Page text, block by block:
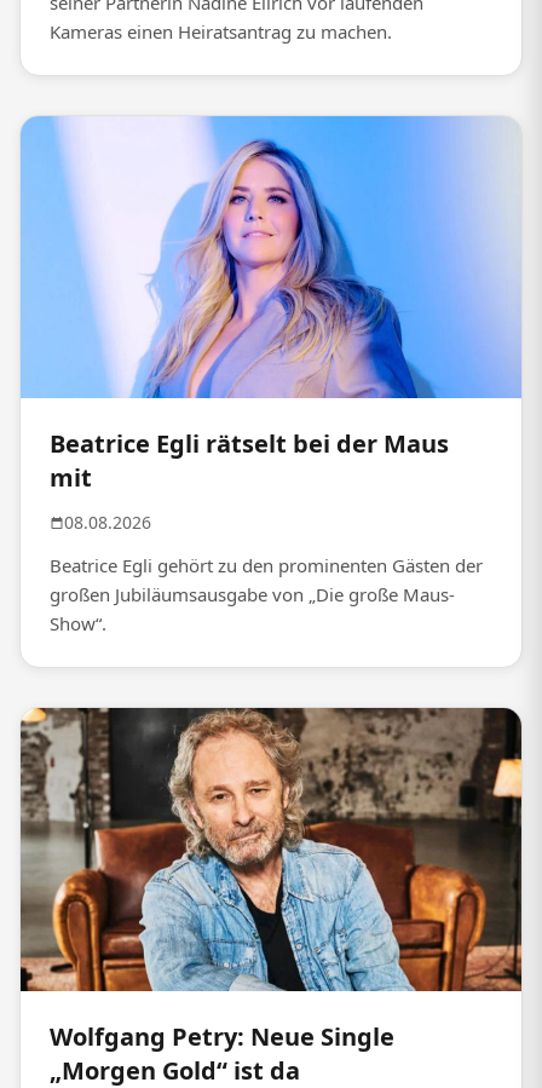
Kameras einen Heiratsantrag zu machen.
Beatrice Egli rätselt bei der Maus
mit
08.08.2026
Beatrice Egli gehört zu den prominenten Gästen der
großen Jubiläumsausgabe von „Die große Maus-
Show“.
Wolfgang Petry: Neue Single
„Morgen Gold“ ist da